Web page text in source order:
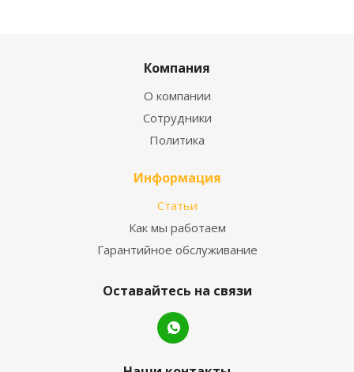
Компания
О компании
Сотрудники
Политика
Информация
Статьи
Как мы работаем
Гарантийное обслуживание
Оставайтесь на связи